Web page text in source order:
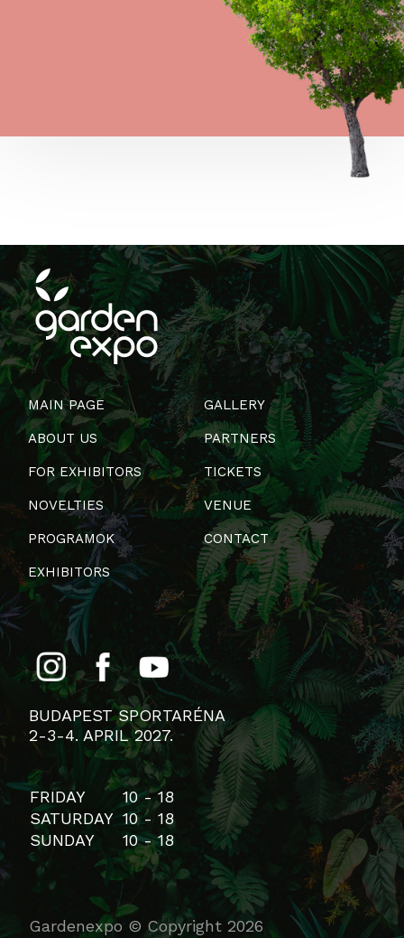
MAIN PAGE
ABOUT US
FOR EXHIBITORS
NOVELTIES
PROGRAMOK
EXHIBITORS
GALLERY
PARTNERS
TICKETS
VENUE
CONTACT
BUDAPEST SPORTARÉNA
2-3-4. APRIL 2027.
FRIDAY
10 - 18
SATURDAY 10 - 18
SUNDAY
10 - 18
Gardenexpo © Copyright 2026